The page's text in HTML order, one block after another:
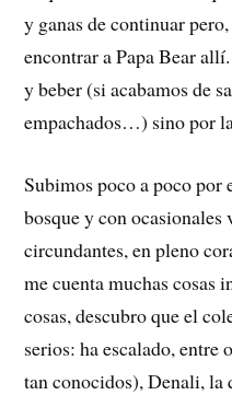
y ganas de continuar
encontrar a Papa Bear
y beber (si acabamos de
empachados…) sino por
Subimos poco a poco
bosque y con ocasionales
circundantes, en pleno
me cuenta muchas cosas
cosas, descubro que el
serios: ha escalado, entre
tan conocidos), Denali, la